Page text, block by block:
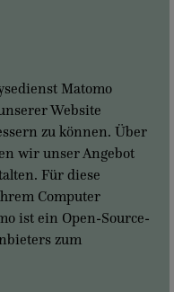
Matomo
Website
zu können. Über
wir unser Angebot
Für diese
Computer
ist ein Open-Source-
zum